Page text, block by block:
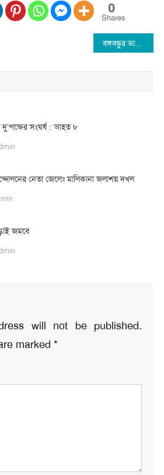
0
Shares
বঙ্গবন্ধুর ভাস্কর্য নির্মাণ নিয়ে বিশ্বনাথে হামলা স্বীকার আওয়ামীলীগ পরিবার
দু’পক্ষের সংঘর্ষ : আহত ৮
নেতা জেলেঃ মালিকানা জলাশয় দখল
জমবে
will not be published.
marked *